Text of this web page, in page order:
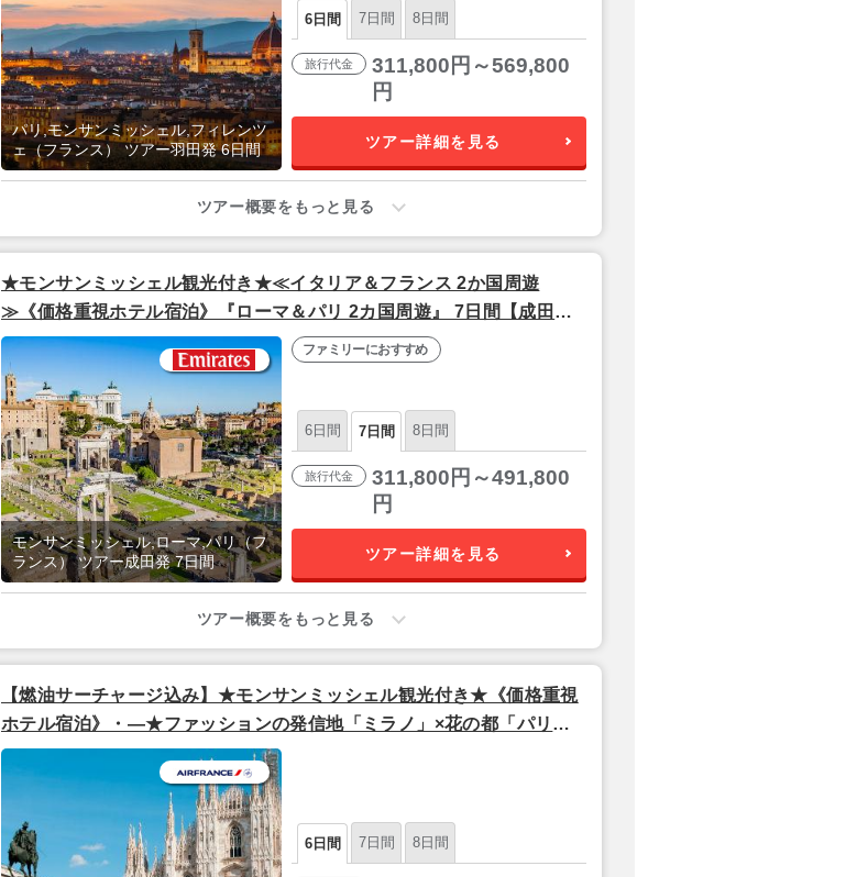
パリ,モンサンミッシェル,フィレンツ
ェ（フランス） ツアー羽田発 6日間
6日間 7日間 8日間
旅行代金
311,800円～569,800
円
ツアー詳細を見る
ツアー概要をもっと見る
★モンサンミッシェル観光付き★≪イタリア＆フランス 2か国周遊
≫《価格重視ホテル宿泊》『ローマ＆パリ 2カ国周遊』 7日間【成田夜
発/エミレーツ航空利用】
モンサンミッシェル,ローマ,パリ（フ
ランス） ツアー成田発 7日間
ファミリーにおすすめ
6日間 7日間 8日間
旅行代金
311,800円～491,800
円
ツアー詳細を見る
ツアー概要をもっと見る
【燃油サーチャージ込み】★モンサンミッシェル観光付き★《価格重視
ホテル宿泊》・―★ファッションの発信地「ミラノ」×花の都「パリ」
★―・ 6日間【羽田夜発/エールフランス利用】
6日間 7日間 8日間